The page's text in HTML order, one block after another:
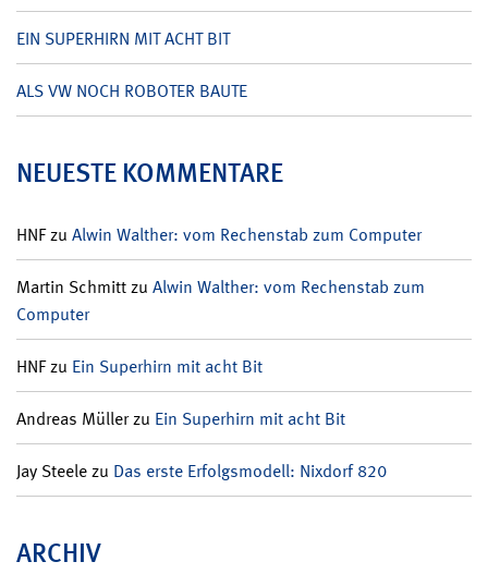
EIN SUPERHIRN MIT ACHT BIT
ALS VW NOCH ROBOTER BAUTE
NEUESTE KOMMENTARE
HNFzu Alwin Walther: vom Rechenstab zum Computer
Martin Schmittzu Alwin Walther: vom Rechenstab zum
Computer
HNFzu Ein Superhirn mit acht Bit
Andreas Müllerzu Ein Superhirn mit acht Bit
Jay Steelezu Das erste Erfolgsmodell: Nixdorf 820
ARCHIV